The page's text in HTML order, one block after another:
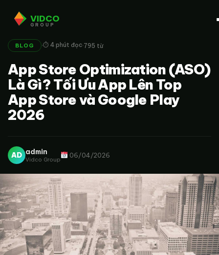
VIDCO
GROUP
BLOG ·⏱ 4 phút đọc·795 từ
App Store Optimization (ASO)
Là Gì? Tối Ưu App Lên Top
App Store và Google Play
2026
AD admin
Vidco Group
06/04/2026